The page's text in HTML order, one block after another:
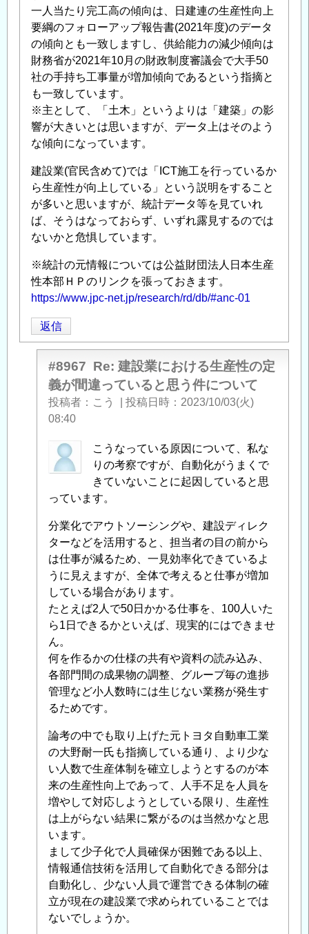
一人当たり完工高の傾向は、日建連の生産性向上
要綱のフォローアップ報告書(2021年度)のデータ
の傾向とも一致しますし、供給能力の減少傾向は
財務省が2021年10月の財政制度審議会で大手50
社の手持ち工事量が増加傾向であるという指摘と
も一致しています。
※主として、「土木」というよりは「建築」の影
響が大きいとは思いますが、データ上はそのよう
な傾向になっています。
建設業(官民含めて)では「ICT施工を行っているか
ら生産性が向上している」という説明をすること
が多いと思いますが、統計データ等を見ていれ
ば、そうはなっておらず、いずれ露見するのでは
ないかと危惧しています。
※統計の元情報については公益財団法人日本生産
性本部ＨＰのリンクを張っておきます。
https://www.jpc-net.jp/research/rd/db/#anc-01
返信
#8967 Re: 建設業における生産性の定
義が間違っていると思う件について
投稿者 こう 投稿日時
2023/10/03(火)
08:40
kouhei
に
る
建
設
業
に
お
け
る
生
産
性
の
定
義
が
間
違
っ
て
い
る
と
思
う
件
こうなっている原因について、私な
りの考察ですが、自動化がうまくで
きていないことに起因していると思
っています。
分業化でアウトソーシングや、建設ディレク
ターなどを活用すると、担当者の目の前から
は仕事が減るため、一見効率化できているよ
うに見えますが、全体で考えると仕事が増加
している場合があります。
たとえば2人で50日かかる仕事を、100人いた
ら1日できるかといえば、現実的にはできませ
ん。
何を作るかの仕様の共有や資料の読み込み、
各部門間の成果物の調整、グループ毎の進捗
管理など小人数時には生じない業務が発生す
るためです。
論考の中でも取り上げた元トヨタ自動車工業
の大野耐一氏も指摘している通り、より少な
い人数で生産体制を確立しようとするのが本
来の生産性向上であって、人手不足を人員を
増やして対応しようとしている限り、生産性
は上がらない結果に繋がるのは当然かなと思
います。
まして少子化で人員確保が困難である以上、
情報通信技術を活用して自動化できる部分は
自動化し、少ない人員で運営できる体制の確
立が現在の建設業で求められていることでは
ないでしょうか。